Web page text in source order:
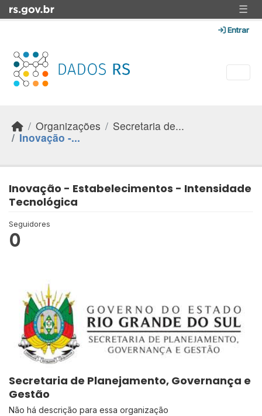
Skip to main content ☰
Entrar
Organizações
Secretaria de...
Inovação -...
Inovação - Estabelecimentos - Intensidade
Tecnológica
Seguidores
0
Secretaria de Planejamento, Governança e
Gestão
Não há descrição para essa organização